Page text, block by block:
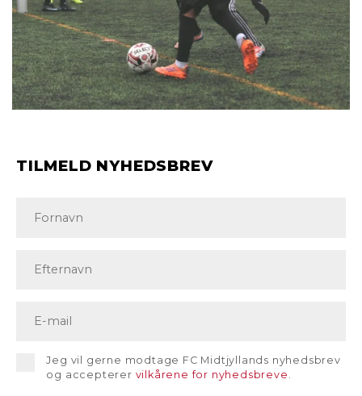
TILMELD NYHEDSBREV
Jeg vil gerne modtage FC Midtjyllands nyhedsbrev
og accepterer vilkårene for nyhedsbreve